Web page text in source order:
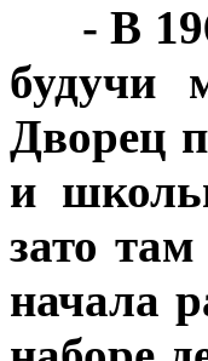
- В
будучи
Дворец
и
зато
начала